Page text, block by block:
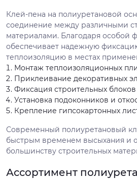
Клей-пена на полиуретановой
соединение между различными
материалами. Благодаря особой
обеспечивает надежную
теплоизоляцию в местах
Монтаж теплоизоляционных
Приклеивание декоративных
Фиксация строительных блоков
Установка подоконников и
Крепление гипсокартонных
Современный полиуретановый
быстрым временем высыхания и
большинству строительных
Ассортимент